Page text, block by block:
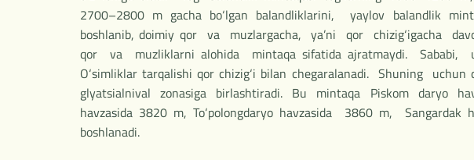
2700–2800 m gacha bo‘lgan balandliklarini, yaylov balandlik
boshlanib, doimiy qor va muzlargacha, ya’ni qor chizig‘igacha
qor va muzliklarni alohida mintaqa sifatida ajratmaydi. Sababi, u
O‘simliklar tarqalishi qor chizig‘i bilan chegaralanadi. Shuning uchun
glyatsialnival zonasiga birlashtiradi. Bu mintaqa Piskom daryo
havzasida 3820 m, To‘polongdaryo havzasida 3860 m, Sangardak
boshlanadi.